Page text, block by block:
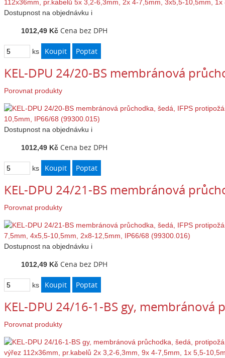
Dostupnost na objednávku i
1012,49 Kč Cena bez DPH
ks
KEL-DPU 24/20-BS membránová
Porovnat produkty
Dostupnost na objednávku i
1012,49 Kč Cena bez DPH
ks
KEL-DPU 24/21-BS membránová
Porovnat produkty
Dostupnost na objednávku i
1012,49 Kč Cena bez DPH
ks
KEL-DPU 24/16-1-BS gy,
Porovnat produkty